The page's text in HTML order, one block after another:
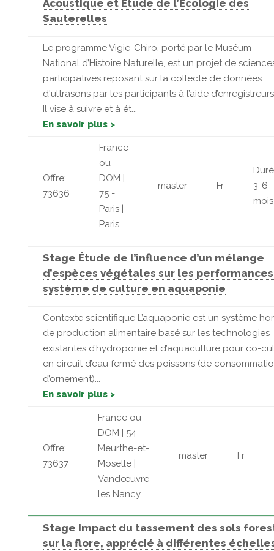
Acoustique et Etude de l’Ecologie des
Sauterelles
Le programme Vigie-Chiro, porté par le Muséum
National d’Histoire Naturelle, est un projet de
participatives reposant sur la collecte de données
d'ultrasons par les participants à l’aide
Il vise à suivre et à ét...
En savoir plus >
Offre:
73636
France
ou
DOM |
75 -
Paris |
Paris
master Fr
3-6
mois
Stage Étude de l’influence d’un mélange
d’espèces végétales sur les
système de culture en aquaponie
Contexte scientifique L’aquaponie est un système
de production alimentaire basé sur les technologies
existantes d’hydroponie et d’aquaculture pour co-
en circuit d’eau fermé des poissons (de
d’ornement)...
En savoir plus >
Offre:
73637
France ou
DOM | 54 -
Meurthe-et-
Moselle |
Vandœuvre
les Nancy
master Fr
Stage Impact du tassement des sols
sur la flore, apprécié à différentes